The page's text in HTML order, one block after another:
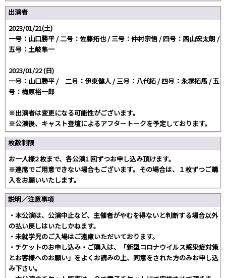
出演者
2023/01/21(土)
一号：山口勝平 / 二号：佐藤拓也 / 三号：仲村宗悟 / 四号：西山宏太朗 /
五号：土岐隼一
2023/01/22 (日)
一号：山口勝平 / 二号：伊東健人 / 三号：八代拓 / 四号：永塚拓馬 / 五
号：梅原裕一郎
※出演者は変更になる可能性がございます。
※公演後、キャスト登壇によるアフタートークを予定しております。
枚数制限
お一人様2 枚まで、各公演1 回ずつお申し込み頂けます。
※連席でご用意できない場合もございます。その場合は、１枚ずつご購
入をお願いいたします。
説明／注意事項
・本公演は、公演中止など、主催者がやむを得ないと判断する場合以外
の払い戻しはいたしかねます。
・未就学児のご入場はご遠慮いただいております。
・チケットのお申し込み・ご購入は、「新型コロナウイルス感染症対策
とお客様へのお願い」をよくお読みの上、同意をされた方のみお申し込
み下さい。